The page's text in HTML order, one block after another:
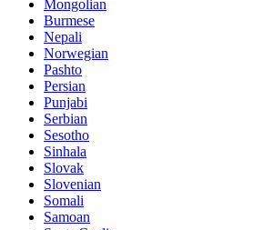
Mongolian
Burmese
Nepali
Norwegian
Pashto
Persian
Punjabi
Serbian
Sesotho
Sinhala
Slovak
Slovenian
Somali
Samoan